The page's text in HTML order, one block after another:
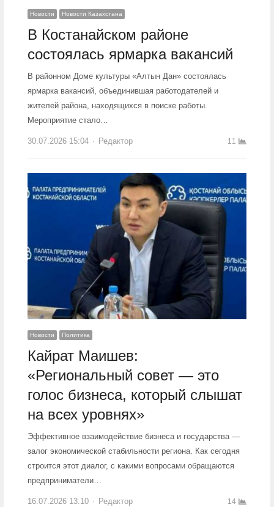
Новости Новости Казахстана
В Костанайском районе
состоялась ярмарка вакансий
В районном Доме культуры «Алтын Дан» состоялась
ярмарка вакансий, объединившая работодателей и
жителей района, находящихся в поиске работы.
Мероприятие стало…
30.07.2026 15:04 Author
Редактор 11
Новости Политика
Кайрат Маишев:
«Региональный совет — это
голос бизнеса, который слышат
на всех уровнях»
Эффективное взаимодействие бизнеса и государства —
залог экономической стабильности региона. Как сегодня
строится этот диалог, с какими вопросами обращаются
предприниматели…
16.07.2026 13:10 Author
Редактор 14